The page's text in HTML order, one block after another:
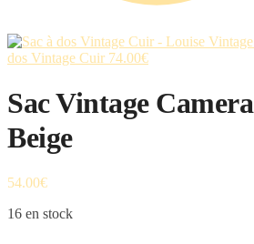
dos Vintage Cuir 74.00€
Sac Vintage Camera
Beige
54.00€
16 en stock